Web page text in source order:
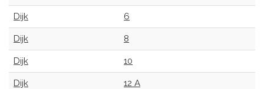
Dijk 6
Dijk 8
Dijk 10
Dijk 12 A